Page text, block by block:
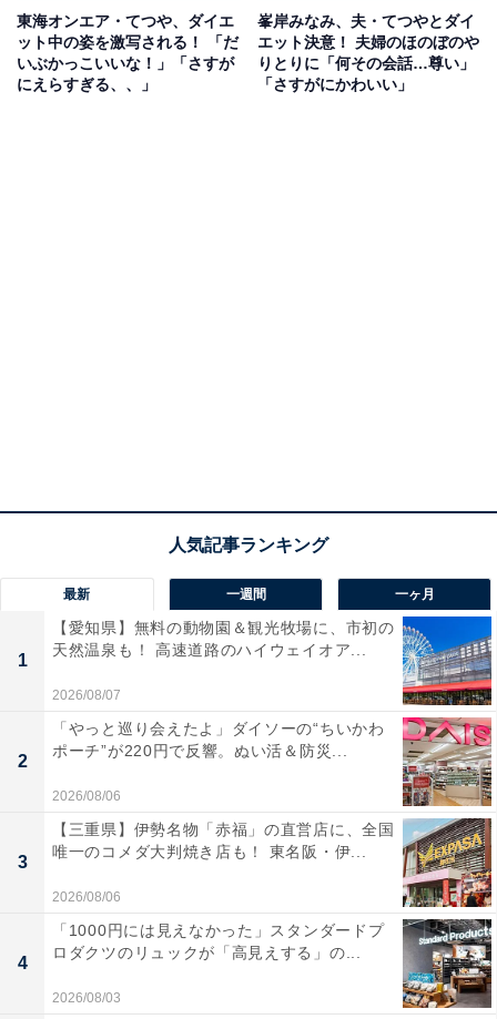
東海オンエア・てつや、ダイエ
ット中の姿を激写される！ 「だ
いぶかっこいいな！」「さすが
にえらすぎる、、」
峯岸みなみ、夫・てつやとダイ
エット決意！ 夫婦のほのぼのや
りとりに「何その会話…尊い」
「さすがにかわいい」
最新 一週間 一ヶ月
1
【愛知県】無料の動物園＆観光牧場に、市初の
天然温泉も！ 高速道路のハイウェイオア...
2026/08/07
2
「やっと巡り会えたよ」ダイソーの“ちいかわ
ポーチ”が220円で反響。ぬい活＆防災...
2026/08/06
3
【三重県】伊勢名物「赤福」の直営店に、全国
唯一のコメダ大判焼き店も！ 東名阪・伊...
2026/08/06
4
「1000円には見えなかった」スタンダードプ
ロダクツのリュックが「高見えする」の...
2026/08/03